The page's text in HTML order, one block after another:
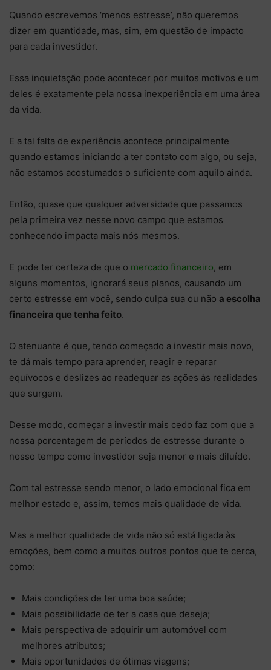
Quando escrevemos ‘menos estresse’, não queremos
dizer em quantidade, mas, sim, em questão de impacto
para cada investidor.
Essa inquietação pode acontecer por muitos motivos e um
deles é exatamente pela nossa inexperiência em uma área
da vida.
E a tal falta de experiência acontece principalmente
quando estamos iniciando a ter contato com algo, ou seja,
não estamos acostumados o suficiente com aquilo ainda.
Então, quase que qualquer adversidade que passamos
pela primeira vez nesse novo campo que estamos
conhecendo impacta mais nós mesmos.
E pode ter certeza de que o mercado financeiro, em
alguns momentos, ignorará seus planos, causando um
certo estresse em você, sendo culpa sua ou não a escolha
financeira que tenha feito.
O atenuante é que, tendo começado a investir mais novo,
te dá mais tempo para aprender, reagir e reparar
equívocos e deslizes ao readequar as ações às realidades
que surgem.
Desse modo, começar a investir mais cedo faz com que a
nossa porcentagem de períodos de estresse durante o
nosso tempo como investidor seja menor e mais diluído.
Com tal estresse sendo menor, o lado emocional fica em
melhor estado e, assim, temos mais qualidade de vida.
Mas a melhor qualidade de vida não só está ligada às
emoções, bem como a muitos outros pontos que te cerca,
como:
Mais condições de ter uma boa saúde;
Mais possibilidade de ter a casa que deseja;
Mais perspectiva de adquirir um automóvel com
melhores atributos;
Mais oportunidades de ótimas viagens;